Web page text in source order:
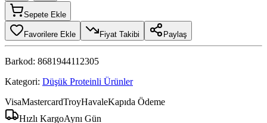
Sepete Ekle
Favorilere Ekle Fiyat Takibi Paylaş
Barkod: 8681944112305
Kategori: Düşük Proteinli Ürünler
VisaMastercardTroyHavaleKapıda Ödeme
Hızlı KargoAynı Gün